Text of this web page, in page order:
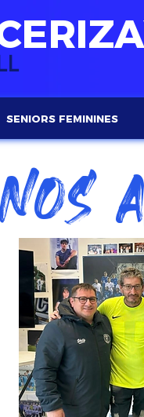
SENIORS FEMININES